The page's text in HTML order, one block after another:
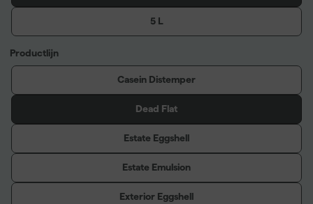
5 L
Productlijn
Casein Distemper
Dead Flat
Estate Eggshell
Estate Emulsion
Exterior Eggshell